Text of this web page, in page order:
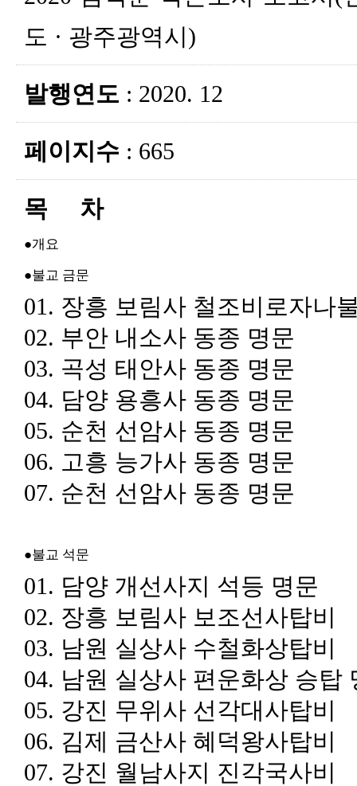
도 · 광주광역시)
발행연도 : 2020. 12
페이지수 : 665
목 차
●개요
●불교 금문
01. 장흥 보림사 철조비로자나
02. 부안 내소사 동종 명문
03. 곡성 태안사 동종 명문
04. 담양 용흥사 동종 명문
05. 순천 선암사 동종 명문
06. 고흥 능가사 동종 명문
07. 순천 선암사 동종 명문
●불교 석문
01. 담양 개선사지 석등 명문
02. 장흥 보림사 보조선사탑비
03. 남원 실상사 수철화상탑비
04. 남원 실상사 편운화상 승탑
05. 강진 무위사 선각대사탑비
06. 김제 금산사 혜덕왕사탑비
07. 강진 월남사지 진각국사비